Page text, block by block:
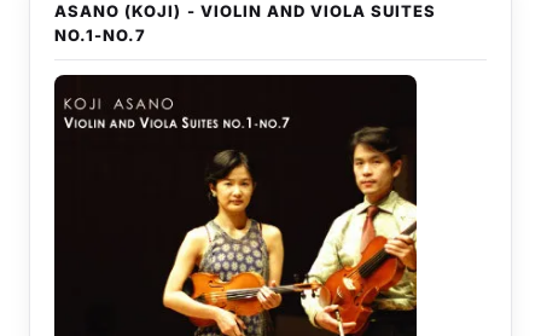
ASANO (KOJI) - VIOLIN AND VIOLA SUITES
NO.1-NO.7